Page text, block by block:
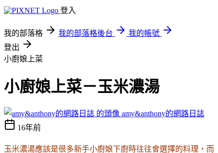
登入
我的部落格 我的部落格後台
我的帳號
登出
小廚娘上菜
小廚娘上菜－玉米濃湯
amy&anthony的網路日誌
16年前
玉米濃湯應該是很多新手小廚娘下廚時往往會選擇的料理，而